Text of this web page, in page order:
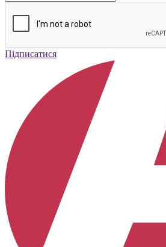
Підписатися